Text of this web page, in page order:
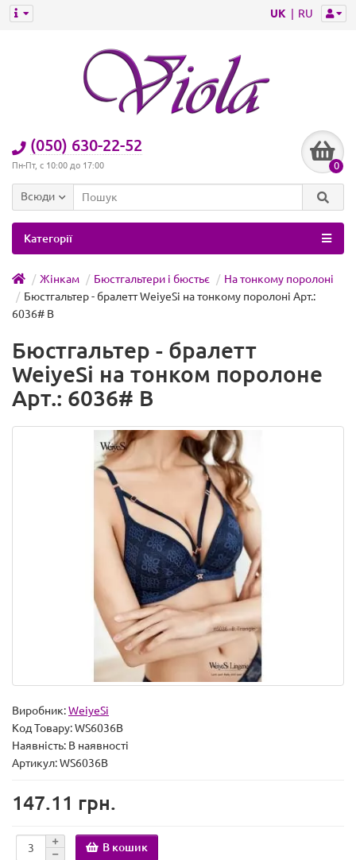
UK RU
(050) 630-22-52
Пн-Пт, с 10:00 до 17:00 0
Всюди
Категорії
Жінкам Бюстгальтери і бюстьє
На тонкому поролоні
Бюстгальтер - бралетт WeiyeSi на тонкому поролоні Арт.:
6036# B
Бюстгальтер - бралетт
WeiyeSi на тонком поролоне
Арт.: 6036# B
Виробник:WeiyeSi
Код Товару:WS6036B
Наявність: В наявності
Артикул: WS6036B
147.11 грн.
В кошик